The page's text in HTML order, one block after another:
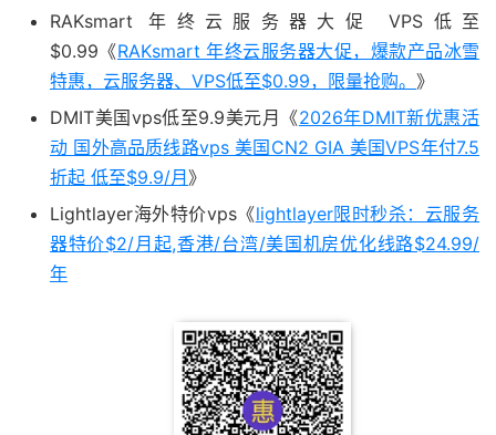
RAKsmart 年终云服务器大促 VPS低至
$0.99《RAKsmart 年终云服务器大促，爆款产品冰雪
特惠，云服务器、VPS低至$0.99，限量抢购。 》
DMIT美国vps低至9.9美元月《2026年DMIT新优惠活
动 国外高品质线路vps 美国CN2 GIA 美国VPS年付7.5
折起 低至$9.9/月》
Lightlayer海外特价vps《lightlayer限时秒杀：云服务
器特价$2/月起,香港/台湾/美国机房优化线路$24.99/
年